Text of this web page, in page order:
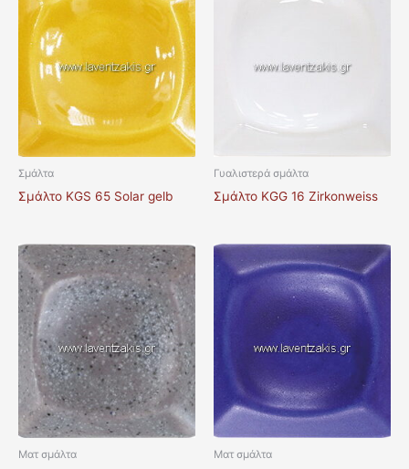
Σμάλτα
Σμάλτο KGS 65 Solar gelb
Γυαλιστερά σμάλτα
Σμάλτο KGG 16 Zirkonweiss
Ματ σμάλτα Ματ σμάλτα